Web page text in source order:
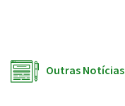
Outras Notícias